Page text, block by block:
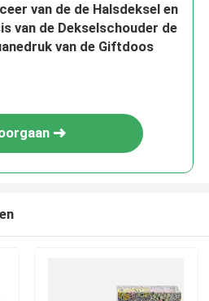
van de de Halsdeksel en
van de Dekselschouder de
van de Giftdoos